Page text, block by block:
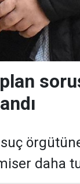
daha